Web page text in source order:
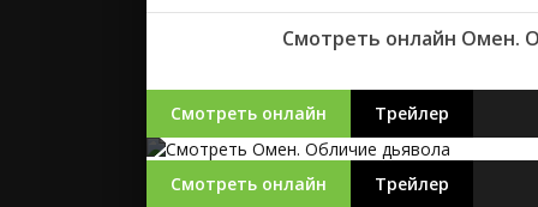
Смотреть онлайн Омен.
Смотреть онлайн Трейлер
Смотреть онлайн Трейлер